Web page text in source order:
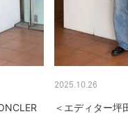
2025.10.26
＜エディター坪